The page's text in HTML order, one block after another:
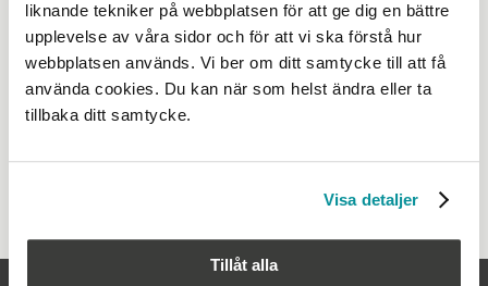
liknande tekniker på webbplatsen för att ge dig en bättre
upplevelse av våra sidor och för att vi ska förstå hur
webbplatsen används. Vi ber om ditt samtycke till att få
använda cookies. Du kan när som helst ändra eller ta
tillbaka ditt samtycke.
Visa detaljer
Tillåt alla
Mina sidor
Guide till Mina sidor